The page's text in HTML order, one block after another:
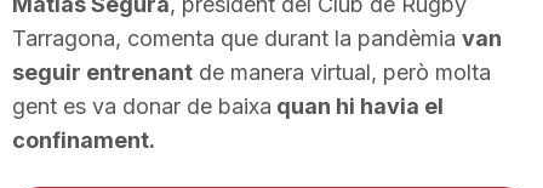
n
Tarragona, comenta que durant la pandèmia van
seguir entrenant de manera virtual, però molta
gent es va donar de baixa quan hi havia el
confinament.